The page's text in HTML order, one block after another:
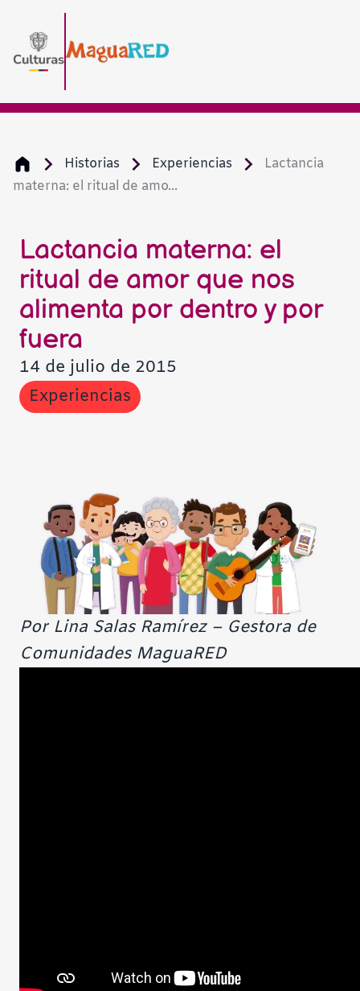
Historias Experiencias
Lactancia
materna: el ritual de amo...
Lactancia materna: el
ritual de amor que nos
alimenta por dentro y por
fuera
14 de julio de 2015
Experiencias
Por Lina Salas Ramírez – Gestora de
Comunidades MaguaRED